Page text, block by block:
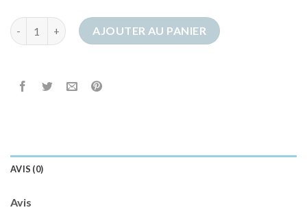
quantité de chausson charentaise
AJOUTER AU PANIER
AVIS (0)
Avis